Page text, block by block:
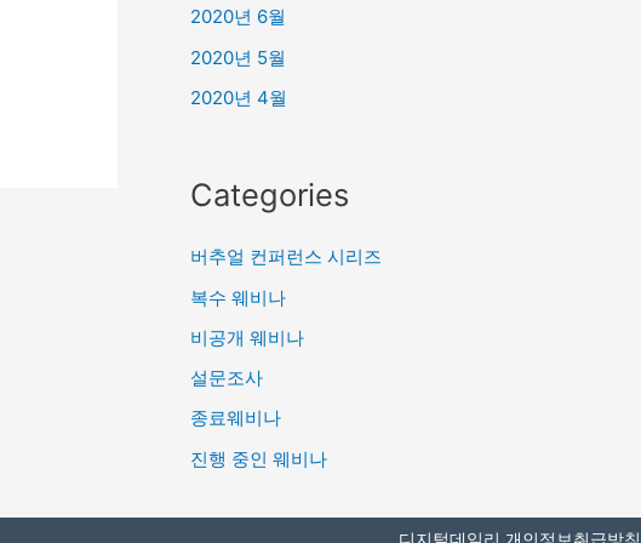
2020년 6월
2020년 5월
2020년 4월
Categories
버추얼 컨퍼런스 시리즈
복수 웨비나
비공개 웨비나
설문조사
종료웨비나
진행 중인 웨비나